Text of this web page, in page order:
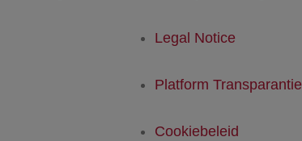
Legal Notice
Platform Transparantie
Cookiebeleid